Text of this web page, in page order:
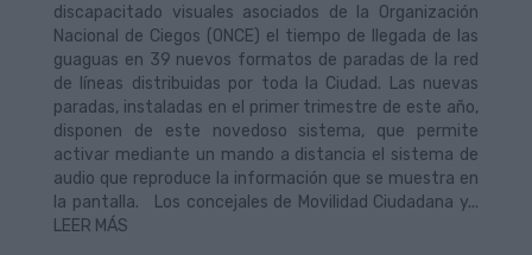
discapacitado visuales asociados de la Organización
Nacional de Ciegos (ONCE) el tiempo de llegada de las
guaguas en 39 nuevos formatos de paradas de la red
de líneas distribuidas por toda la Ciudad. Las nuevas
paradas, instaladas en el primer trimestre de este año,
disponen de este novedoso sistema, que permite
activar mediante un mando a distancia el sistema de
audio que reproduce la información que se muestra en
la pantalla. Los concejales de Movilidad Ciudadana y...
LEER MÁS